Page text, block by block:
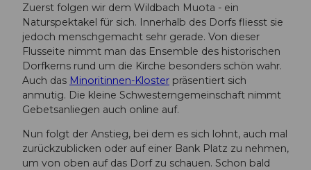
Zuerst folgen wir dem Wildbach Muota - ein
Naturspektakel für sich. Innerhalb des Dorfs fliesst sie
jedoch menschgemacht sehr gerade. Von dieser
Flusseite nimmt man das Ensemble des historischen
Dorfkerns rund um die Kirche besonders schön wahr.
Auch das Minoritinnen-Kloster präsentiert sich
anmutig. Die kleine Schwesterngemeinschaft nimmt
Gebetsanliegen auch online auf.
Nun folgt der Anstieg, bei dem es sich lohnt, auch mal
zurückzublicken oder auf einer Bank Platz zu nehmen,
um von oben auf das Dorf zu schauen. Schon bald